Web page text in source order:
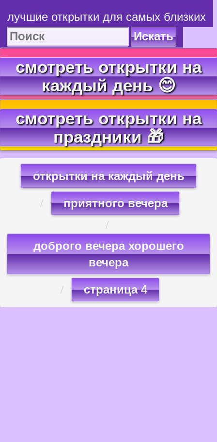
лучшие открытки для самых близких
Искать
смотреть открытки на
каждый день 😊
смотреть открытки на
праздники 🎁
открытки на каждый день
приятного вечера
доброго вечера хорошего
вечера
страница 4